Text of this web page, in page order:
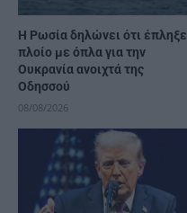
Η Ρωσία δηλώνει ότι έπληξε
πλοίο με όπλα για την
Ουκρανία ανοιχτά της
Οδησσού
08/08/2026